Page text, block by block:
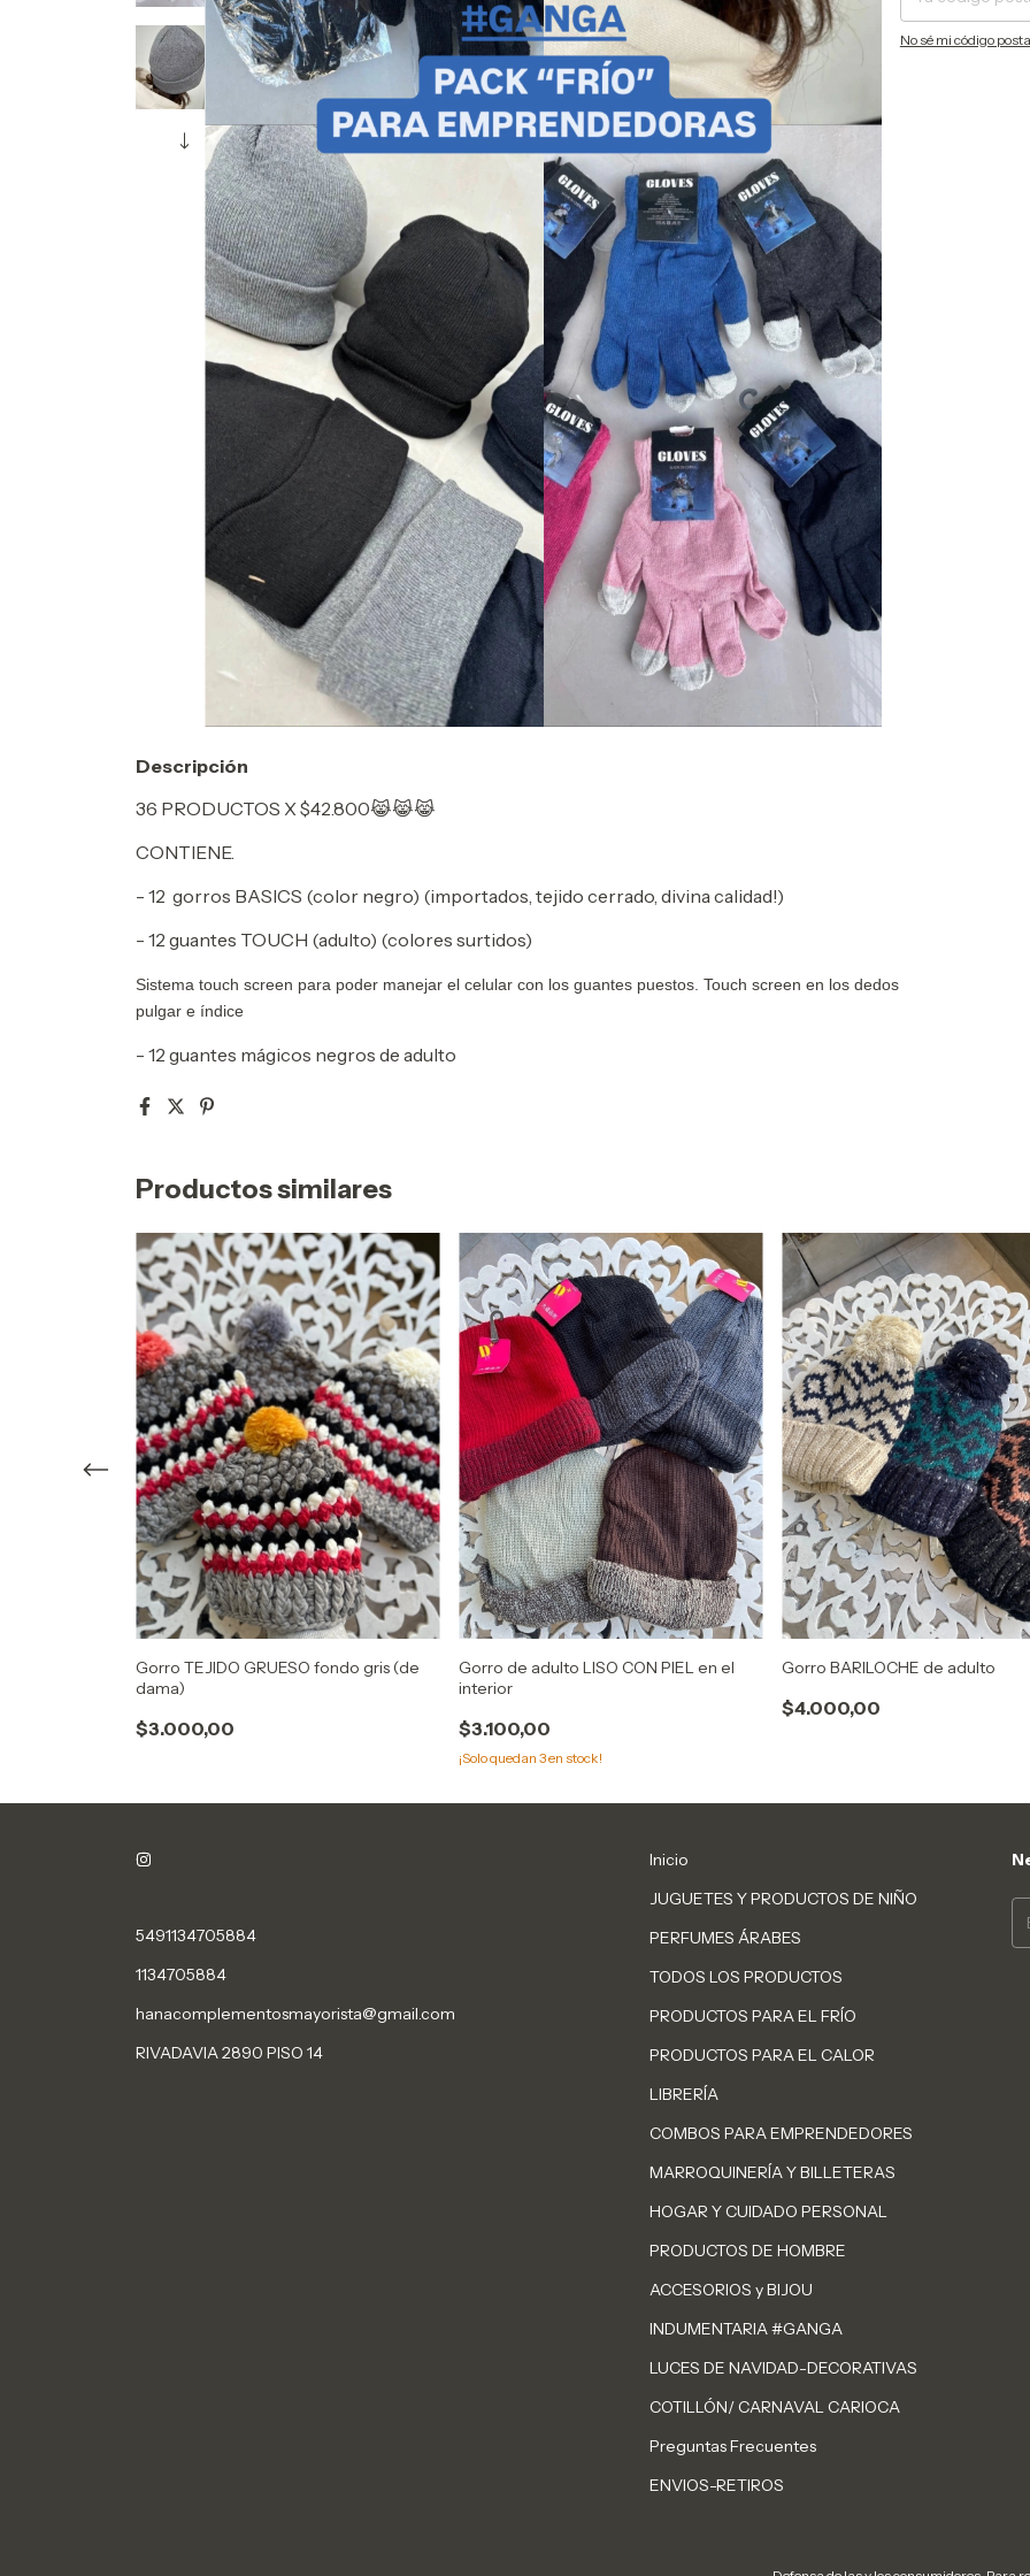
No sé mi código
Descripción
36 PRODUCTOS X $42.800😹😹😹
CONTIENE.
- 12 gorros BASICS (color negro) (importados, tejido cerrado, divina calidad!)
- 12 guantes TOUCH (adulto) (colores surtidos)
Sistema touch screen para poder manejar el celular con los guantes puestos. Touch screen en los dedos
pulgar e índice
- 12 guantes mágicos negros de adulto
Productos similares
Gorro TEJIDO GRUESO fondo gris (de
dama)
$3.000,00
Gorro de adulto LISO CON PIEL en el
interior
$3.100,00
¡Solo quedan 3en stock!
Gorro BARILOCHE de adulto
$4.000,00
5491134705884
1134705884
hanacomplementosmayorista@gmail.com
RIVADAVIA 2890 PISO 14
Inicio
JUGUETES Y PRODUCTOS DE NIÑO
PERFUMES ÁRABES
TODOS LOS PRODUCTOS
PRODUCTOS PARA EL FRÍO
PRODUCTOS PARA EL CALOR
LIBRERÍA
COMBOS PARA EMPRENDEDORES
MARROQUINERÍA Y BILLETERAS
HOGAR Y CUIDADO PERSONAL
PRODUCTOS DE HOMBRE
ACCESORIOS y BIJOU
INDUMENTARIA #GANGA
LUCES DE NAVIDAD-DECORATIVAS
COTILLÓN/ CARNAVAL CARIOCA
Preguntas Frecuentes
ENVIOS-RETIROS